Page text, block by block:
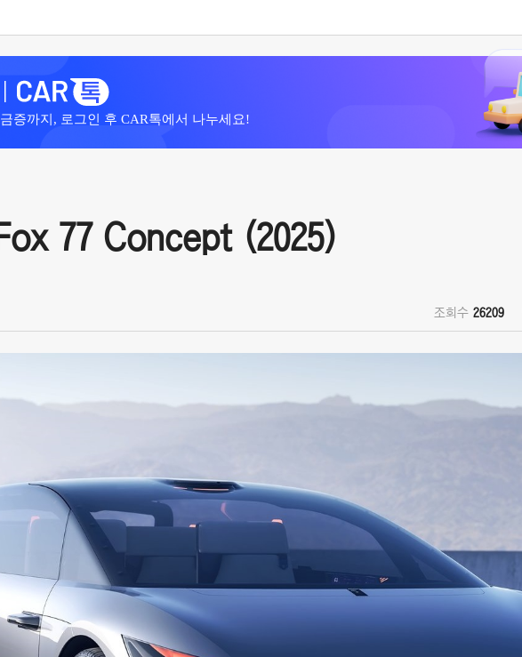
증까지, 로그인 후 CAR톡에서 나누세요!
77 Concept (2025)
조회수 26209